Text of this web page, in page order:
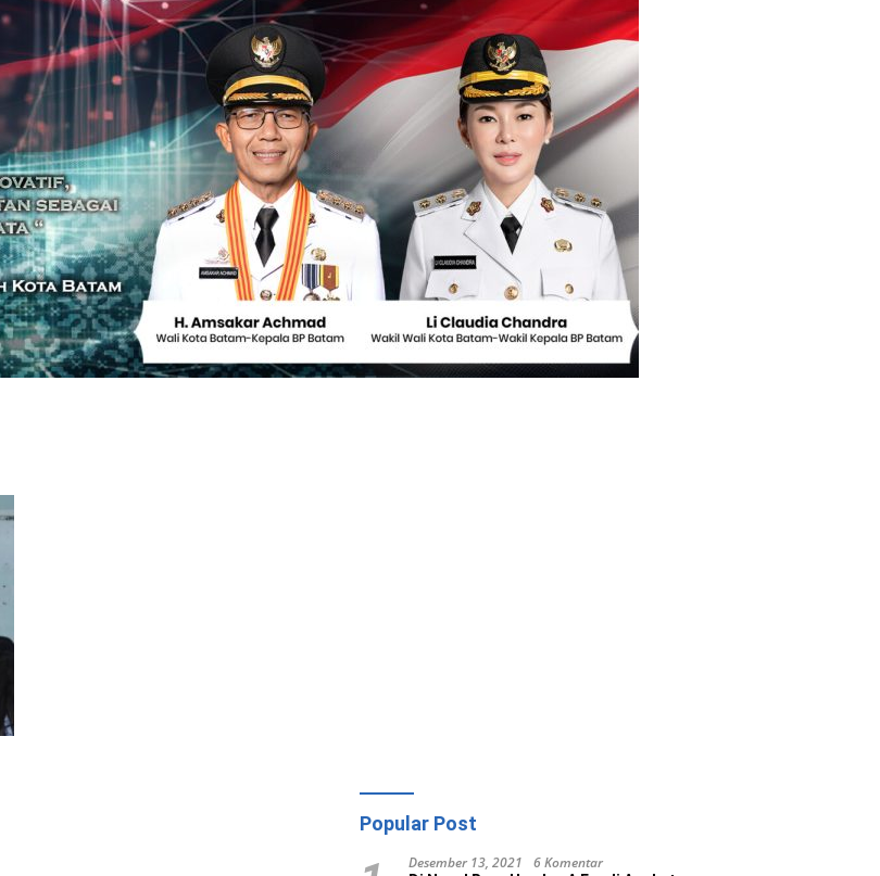
Popular Post
Desember 13, 2021 6 Komentar